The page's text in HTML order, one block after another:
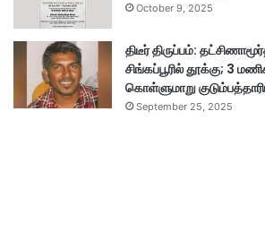
October 9, 2025
திடீர் திருப்பம்:
சிங்கப்பூரில் தூக்கு; 3
கொள்ளுமாறு
September 25, 2025